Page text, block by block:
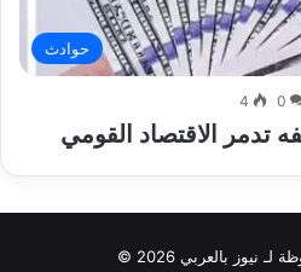
حوادث
0
4
تدمر الاقتصاد القومي
نيوز بالعربي 2026 ©